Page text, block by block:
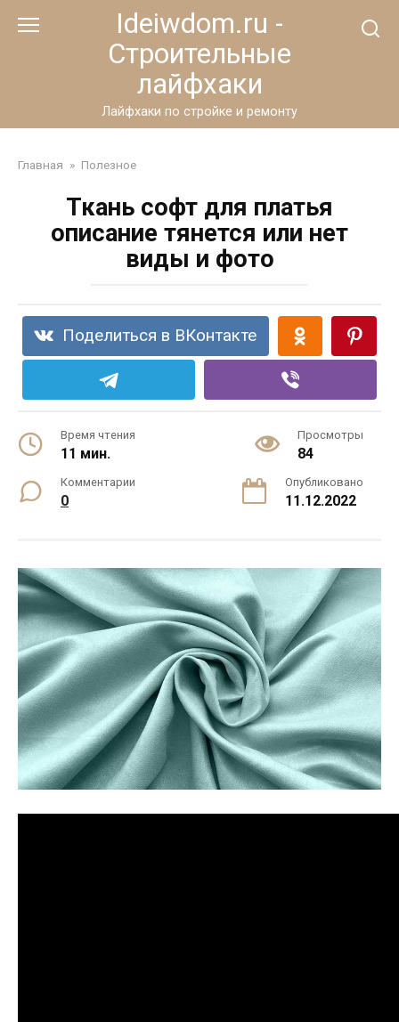
Ideiwdom.ru -
Строительные
лайфхаки
Лайфхаки по стройке и ремонту
Главная » Полезное
Ткань софт для платья
описание тянется или нет
виды и фото
Поделиться в ВКонтакте
Время чтения
11 мин.
Просмотры
84
Комментарии
0
Опубликовано
11.12.2022